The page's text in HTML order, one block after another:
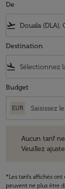
De
flight_takeoff
Destination
flight_land
Budget
EUR
Aucun tarif
Veuillez
*Les tarifs affichés
peuvent ne plus être